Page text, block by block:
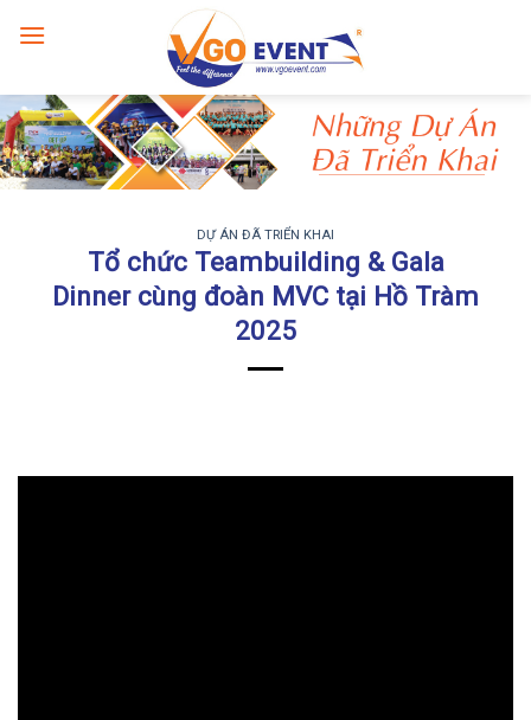
DỰ ÁN ĐÃ TRIỂN KHAI
Tổ chức Teambuilding & Gala
Dinner cùng đoàn MVC tại Hồ Tràm
2025